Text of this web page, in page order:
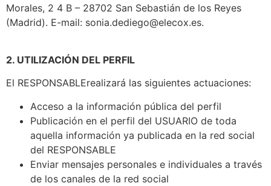
Morales, 2 4 B – 28702 San Sebastián de los Reyes
(Madrid). E-mail: sonia.dediego@elecox.es.
2. UTILIZACIÓN DEL PERFIL
El RESPONSABLErealizará las siguientes actuaciones:
Acceso a la información pública del perfil
Publicación en el perfil del USUARIO de toda
aquella información ya publicada en la red social
del RESPONSABLE
Enviar mensajes personales e individuales a través
de los canales de la red social